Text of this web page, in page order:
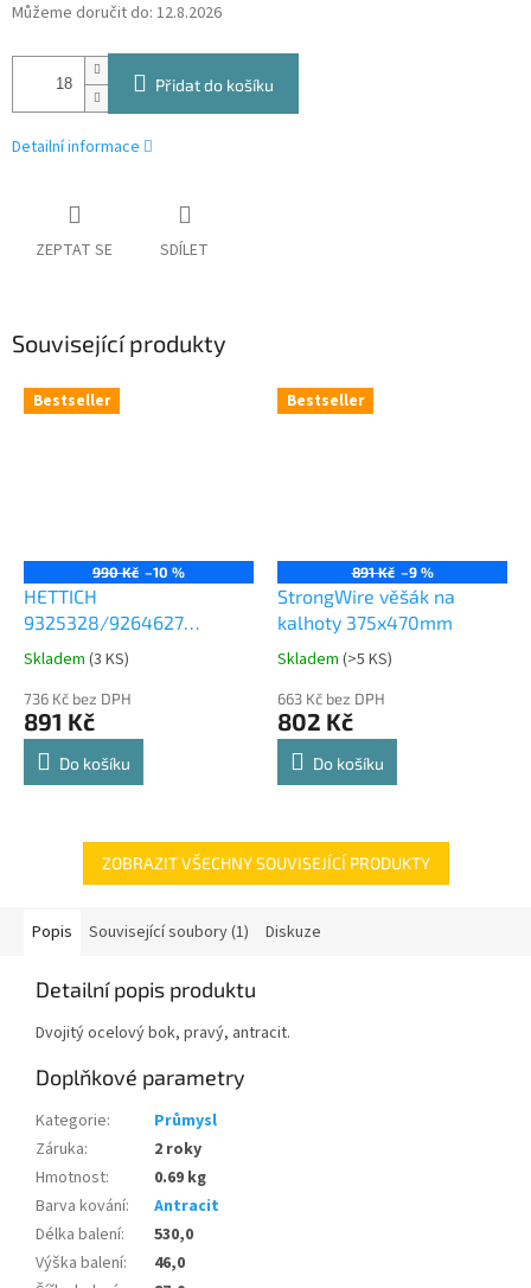
Můžeme doručit do: 12.8.2026
Přidat do košíku
Detailní informace
ZEPTAT SE SDÍLET
Související produkty
Bestseller
990 Kč –10 %
HETTICH
9325328/9264627
Comfort Spin 360° otočná
police 8kg
Průměrné
produktu
je
4,8
Skladem (3 KS)
736 Kč bez DPH
891 Kč
Do košíku
Bestseller
891 Kč –9 %
StrongWire věšák na
kalhoty 375x470mm
Průměrné
produktu
je
4,8
Skladem (>5 KS)
663 Kč bez DPH
802 Kč
Do košíku
ZOBRAZIT VŠECHNY SOUVISEJÍCÍ PRODUKTY
Popis Související soubory (1) Diskuze
Detailní popis produktu
Dvojitý ocelový bok, pravý, antracit.
Doplňkové parametry
Kategorie:
Průmysl
Záruka:
2 roky
Hmotnost:
0.69 kg
Barva kování:
Antracit
Délka balení:
530,0
Výška balení:
46,0